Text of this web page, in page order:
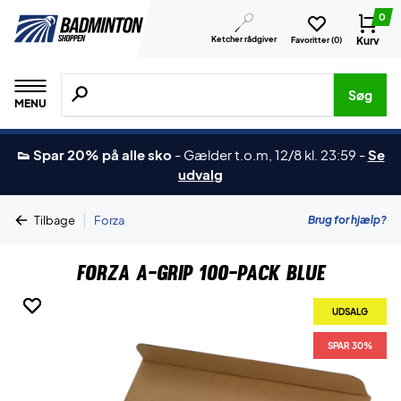
Ketcher rådgiver Favoritter (0)
0
Kurv
MENU
Søg efter produkter, mærker etc.
Søg
👟 Spar 20% på alle sko - Gælder t.o.m, 12/8 kl. 23:59 -Se
udvalg
Tilbage | Forza Brug for hjælp?
Forza A-Grip 100-Pack Blue
UDSALG
SPAR 30%
UDSALG
SPAR 30%